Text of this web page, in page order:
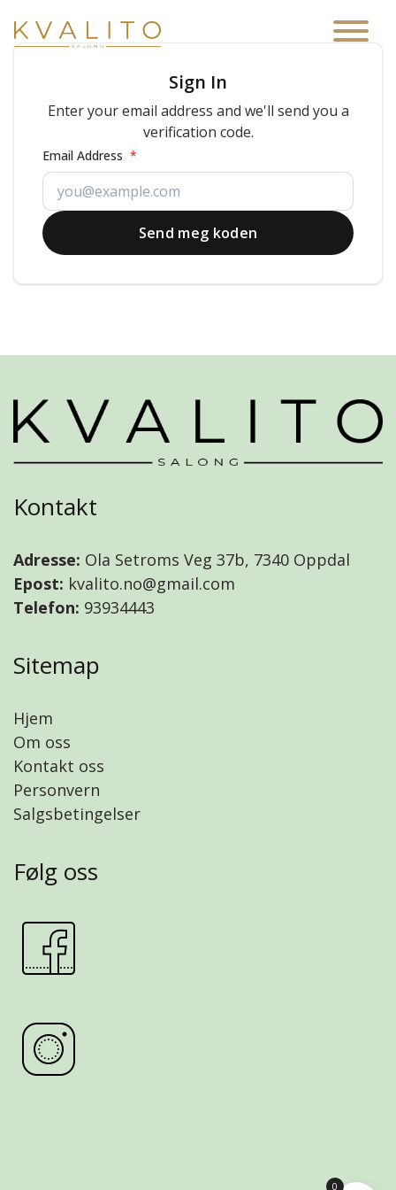
Main Navigation
Sign In
Enter your email address and we'll send you a
verification code.
Email Address *
Send meg koden
Kontakt
Adresse: Ola Setroms Veg 37b, 7340 Oppdal
Epost: kvalito.no@gmail.com
Telefon: 93934443
Sitemap
Hjem
Om oss
Kontakt oss
Personvern
Salgsbetingelser
Følg oss
0